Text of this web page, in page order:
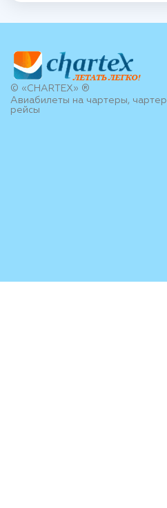
© «CHARTEX» ®
Авиабилеты на чартеры,
рейсы